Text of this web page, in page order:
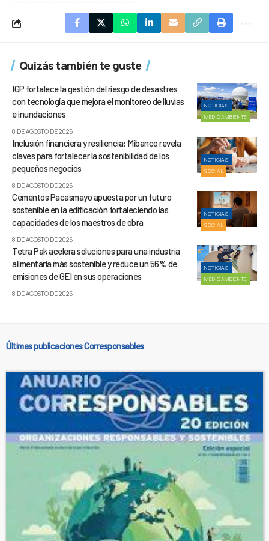
Quizás también te guste
NOTICIAS
MEDIOAMBIENTE
IGP fortalece la gestión del riesgo de desastres
con tecnología que mejora el monitoreo de lluvias
e inundaciones
8 DE AGOSTO DE 2026
NOTICIAS
SOCIAL
Inclusión financiera y resiliencia: Mibanco revela
claves para fortalecer la sostenibilidad de los
pequeños negocios
8 DE AGOSTO DE 2026
NOTICIAS
SOCIAL
Cementos Pacasmayo apuesta por un futuro
sostenible en la edificación fortaleciendo las
capacidades de los maestros de obra
8 DE AGOSTO DE 2026
NOTICIAS
MEDIOAMBIENTE
Tetra Pak acelera soluciones para una industria
alimentaria más sostenible y reduce un 56% de
emisiones de GEI en sus operaciones
8 DE AGOSTO DE 2026
Últimas publicaciones Corresponsables